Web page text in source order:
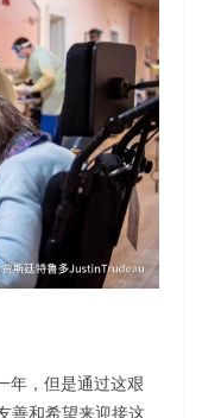
年，但是通过这艰
善和希望来迎接这